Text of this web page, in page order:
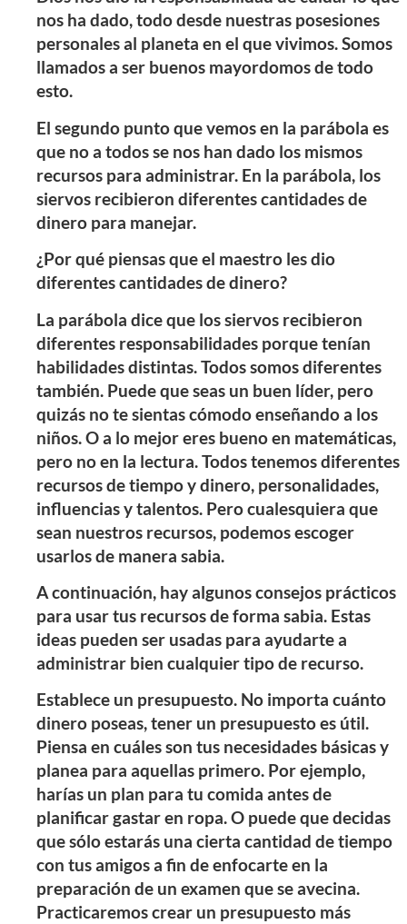
nos ha dado, todo desde nuestras posesiones
personales al planeta en el que vivimos. Somos
llamados a ser buenos mayordomos de todo
esto.
El segundo punto que vemos en la parábola es
que no a todos se nos han dado los mismos
recursos para administrar. En la parábola, los
siervos recibieron diferentes cantidades de
dinero para manejar.
¿Por qué piensas que el maestro les dio
diferentes cantidades de dinero?
La parábola dice que los siervos recibieron
diferentes responsabilidades porque tenían
habilidades distintas. Todos somos diferentes
también. Puede que seas un buen líder, pero
quizás no te sientas cómodo enseñando a los
niños. O a lo mejor eres bueno en matemáticas,
pero no en la lectura. Todos tenemos diferentes
recursos de tiempo y dinero, personalidades,
influencias y talentos. Pero cualesquiera que
sean nuestros recursos, podemos escoger
usarlos de manera sabia.
A continuación, hay algunos consejos prácticos
para usar tus recursos de forma sabia. Estas
ideas pueden ser usadas para ayudarte a
administrar bien cualquier tipo de recurso.
Establece un presupuesto. No importa cuánto
dinero poseas, tener un presupuesto es útil.
Piensa en cuáles son tus necesidades básicas y
planea para aquellas primero. Por ejemplo,
harías un plan para tu comida antes de
planificar gastar en ropa. O puede que decidas
que sólo estarás una cierta cantidad de tiempo
con tus amigos a fin de enfocarte en la
preparación de un examen que se avecina.
Practicaremos crear un presupuesto más